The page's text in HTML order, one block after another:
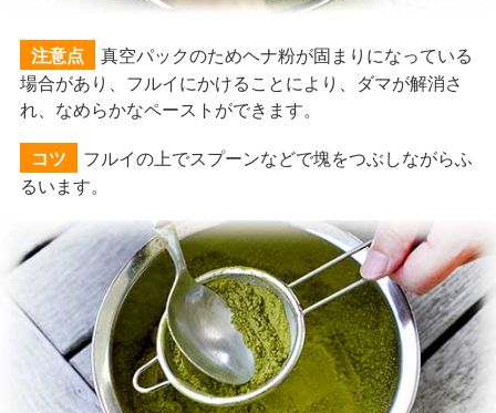
注意点
真空パックのためヘナ粉が固まりになっている
場合があり、フルイにかけることにより、ダマが解消さ
れ、なめらかなペーストができます。
コツ
フルイの上でスプーンなどで塊をつぶしながらふ
るいます。